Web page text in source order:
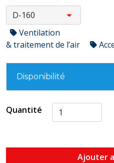
Ventilation
& traitement de l’air
Disponibilité
Quantité
Ajouter